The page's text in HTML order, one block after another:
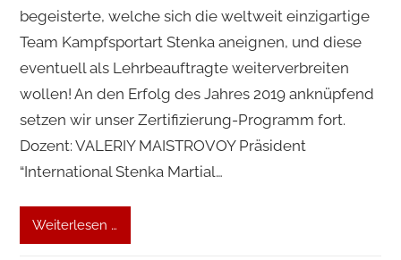
begeisterte, welche sich die weltweit einzigartige
Team Kampfsportart Stenka aneignen, und diese
eventuell als Lehrbeauftragte weiterverbreiten
wollen! An den Erfolg des Jahres 2019 anknüpfend
setzen wir unser Zertifizierung-Programm fort.
Dozent: VALERIY MAISTROVOY Präsident
“International Stenka Martial…
Weiterlesen …